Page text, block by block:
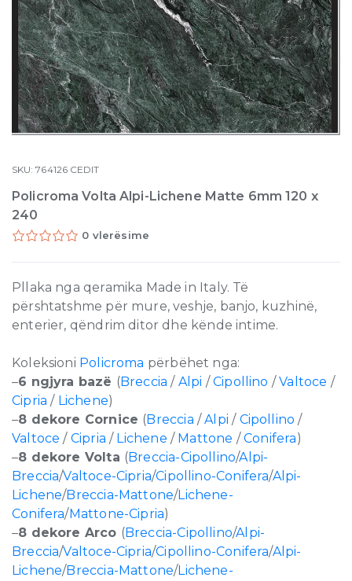
SKU:764126 CEDIT
Policroma Volta Alpi-Lichene Matte 6mm 120 x
240
0 vlerësime
Pllaka nga qeramika Made in Italy. Të
përshtatshme për mure, veshje, banjo, kuzhinë,
enterier, qëndrim ditor dhe kënde intime.
Koleksioni Policroma përbëhet nga:
–6 ngjyra bazë (Breccia / Alpi /Cipollino /Valtoce /
Cipria / Lichene)
–8 dekore Cornice (Breccia /Alpi / Cipollino /
Valtoce / Cipria / Lichene / Mattone /Conifera)
–8 dekore Volta (Breccia-Cipollino/Alpi-
Breccia/Valtoce-Cipria/Cipollino-Conifera/Alpi-
Lichene/Breccia-Mattone/Lichene-
Conifera/Mattone-Cipria)
–8 dekore Arco (Breccia-Cipollino/Alpi-
Breccia/Valtoce-Cipria/Cipollino-Conifera/Alpi-
Lichene/Breccia-Mattone/Lichene-